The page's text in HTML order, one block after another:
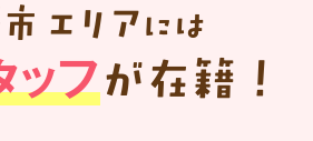
エリア には
ッフが在籍！